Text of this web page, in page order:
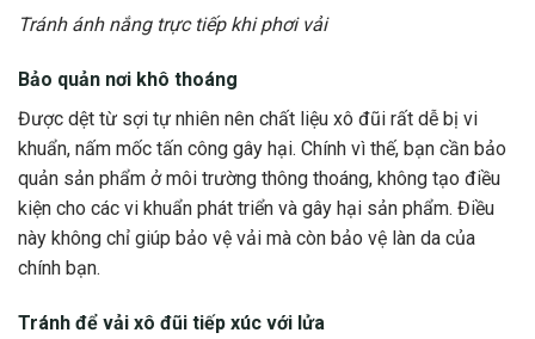
Tránh ánh nắng trực tiếp khi phơi vải
Bảo quản nơi khô thoáng
Được dệt từ sợi tự nhiên nên chất liệu xô đũi rất dễ bị vi
khuẩn, nấm mốc tấn công gây hại. Chính vì thế, bạn cần bảo
quản sản phẩm ở môi trường thông thoáng, không tạo điều
kiện cho các vi khuẩn phát triển và gây hại sản phẩm. Điều
này không chỉ giúp bảo vệ vải mà còn bảo vệ làn da của
chính bạn.
Tránh để vải xô đũi tiếp xúc với lửa